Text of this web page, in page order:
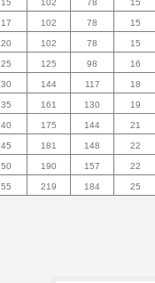
15 102 78 15
17 102 78 15
20 102 78 15
25 125 98 16
30 144 117 18
35 161 130 19
40 175 144 21
45 181 148 22
50 190 157 22
55 219 184 25